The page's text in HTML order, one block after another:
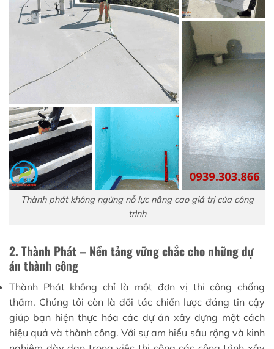
Thành phát không ngừng nỗ lực nâng cao giá trị của công
trình
2. Thành Phát – Nền tảng vững chắc cho những dự
án thành công
Thành Phát không chỉ là một đơn vị thi công chống
thấm. Chúng tôi còn là đối tác chiến lược đáng tin cậy
giúp bạn hiện thực hóa các dự án xây dựng một cách
hiệu quả và thành công. Với sự am hiểu sâu rộng và kinh